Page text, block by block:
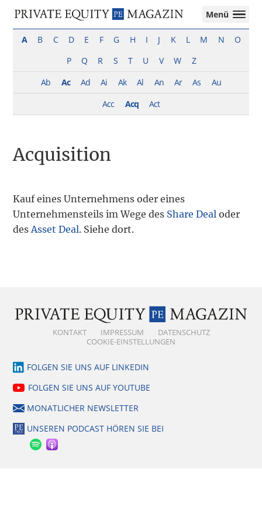
Zur
Zum
Private
Equity
Magazin
Das
Onlinemagazin
Private
Equity-
–
I
Tax
Menü
A B C D E F G H I J K L M N
O
P
Q R S T U V W
Z
Ab
Ac Ad Ai Ak Al An Ar As
Au
Acc
Acq Act
Acquisition
Kauf eines Unternehmens oder eines
Unternehmensteils im Wege des Share Deal oder
des Asset Deal. Siehe dort.
KONTAKT IMPRESSUM
DATENSCHUTZ
COOKIE-EINSTELLUNGEN
FOLGEN SIE UNS AUF LINKEDIN
FOLGEN SIE UNS AUF YOUTUBE
MONATLICHER NEWSLETTER
UNSEREN PODCAST HÖREN SIE BEI